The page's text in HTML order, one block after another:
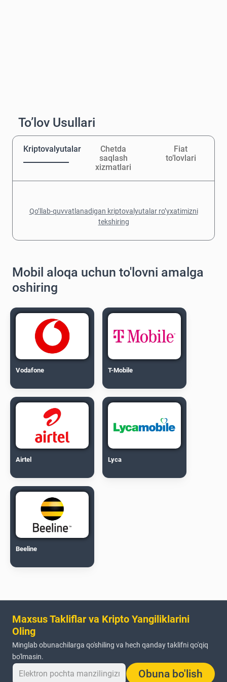
To’lov Usullari
Kriptovalyutalar
Chetda
saqlash
xizmatlari
Fiat
to’lovlari
Qo’llab-quvvatlanadigan kriptovalyutalar ro’yxatimizni
tekshiring
Mobil aloqa uchun to'lovni amalga
oshiring
Vodafone T-Mobile
Airtel Lyca
Beeline
Maxsus Takliflar va Kripto Yangiliklarini
Oling
Minglab obunachilarga qo'shiling va hech qanday taklifni qo'qiq
bo'lmasin.
Obuna bo'lish